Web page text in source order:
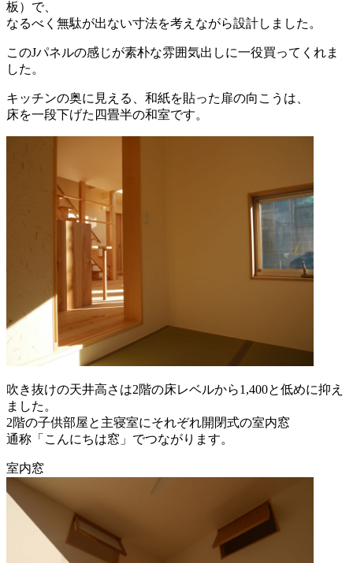
板）で、
なるべく無駄が出ない寸法を考えながら設計しました。
このJパネルの感じが素朴な雰囲気出しに一役買ってくれま
した。
キッチンの奥に見える、和紙を貼った扉の向こうは、
床を一段下げた四畳半の和室です。
吹き抜けの天井高さは2階の床レベルから1,400と低めに抑え
ました。
2階の子供部屋と主寝室にそれぞれ開閉式の室内窓
通称「こんにちは窓」でつながります。
室内窓